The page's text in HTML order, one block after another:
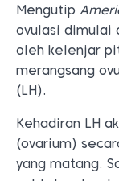
Mengutip
ovulasi dimulai
oleh kelenjar
merangsang
(LH).
Kehadiran LH
(ovarium)
yang matang.